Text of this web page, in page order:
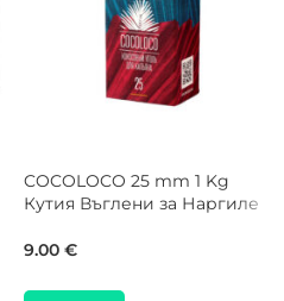
COCOLOCO 25 mm 1 Kg
Кутия Въглени за Наргиле
9.00 €